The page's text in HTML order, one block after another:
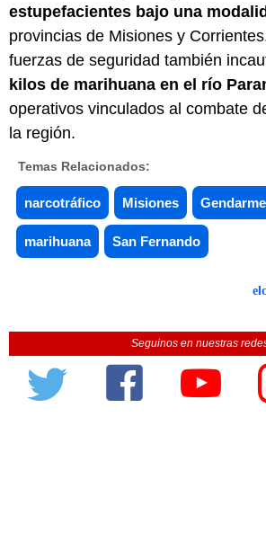
estupefacientes bajo una
provincias de Misiones y
fuerzas de seguridad también
kilos de marihuana en el río
operativos vinculados al combate
la región.
Temas Relacionados:
narcotráfico Misiones
marihuana San Fernando
Seguinos en nuestras